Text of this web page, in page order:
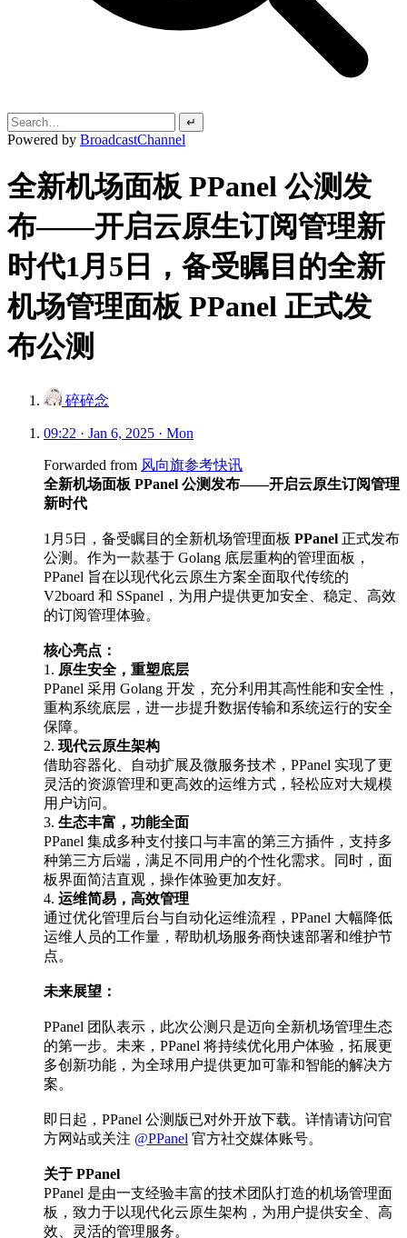
↵
Powered by BroadcastChannel
全新机场面板 PPanel 公测发
布——开启云原生订阅管理新
时代1月5日，备受瞩目的全新
机场管理面板 PPanel 正式发
布公测
碎碎念
09:22 · Jan 6, 2025 · Mon
Forwarded from 风向旗参考快讯
全新机场面板 PPanel 公测发布——开启云原生订阅管理
新时代
1月5日，备受瞩目的全新机场管理面板 PPanel 正式发布
公测。作为一款基于 Golang 底层重构的管理面板，
PPanel 旨在以现代化云原生方案全面取代传统的
V2board 和 SSpanel，为用户提供更加安全、稳定、高效
的订阅管理体验。
核心亮点：
1. 原生安全，重塑底层
PPanel 采用 Golang 开发，充分利用其高性能和安全性，
重构系统底层，进一步提升数据传输和系统运行的安全
保障。
2. 现代云原生架构
借助容器化、自动扩展及微服务技术，PPanel 实现了更
灵活的资源管理和更高效的运维方式，轻松应对大规模
用户访问。
3. 生态丰富，功能全面
PPanel 集成多种支付接口与丰富的第三方插件，支持多
种第三方后端，满足不同用户的个性化需求。同时，面
板界面简洁直观，操作体验更加友好。
4. 运维简易，高效管理
通过优化管理后台与自动化运维流程，PPanel 大幅降低
运维人员的工作量，帮助机场服务商快速部署和维护节
点。
未来展望：
PPanel 团队表示，此次公测只是迈向全新机场管理生态
的第一步。未来，PPanel 将持续优化用户体验，拓展更
多创新功能，为全球用户提供更加可靠和智能的解决方
案。
即日起，PPanel 公测版已对外开放下载。详情请访问官
方网站或关注 @PPanel 官方社交媒体账号。
关于 PPanel
PPanel 是由一支经验丰富的技术团队打造的机场管理面
板，致力于以现代化云原生架构，为用户提供安全、高
效、灵活的管理服务。